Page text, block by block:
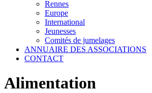
Rennes
Europe
International
Jeunesses
Comités de jumelages
ANNUAIRE DES ASSOCIATIONS
CONTACT
Alimentation